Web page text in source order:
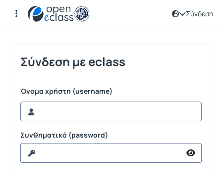
Σύνδεση
Σύνδεση
Σύνδεση με eclass
Όνομα χρήστη (username)
Συνθηματικό (password)